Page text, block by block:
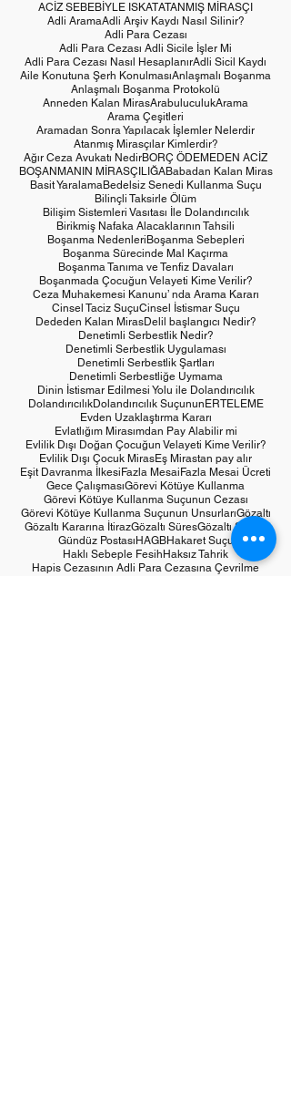
ACİZ SEBEBİYLE ISKATATANMIŞ MİRASÇI
Adli AramaAdli Arşiv Kaydı Nasıl Silinir?
Adli Para Cezası
Adli Para Cezası Adli Sicile İşler Mi
Adli Para Cezası Nasıl HesaplanırAdli Sicil Kaydı
Aile Konutuna Şerh KonulmasıAnlaşmalı Boşanma
Anlaşmalı Boşanma Protokolü
Anneden Kalan MirasArabuluculukArama
Arama Çeşitleri
Aramadan Sonra Yapılacak İşlemler Nelerdir
Atanmış Mirasçılar Kimlerdir?
Ağır Ceza Avukatı NedirBORÇ ÖDEMEDEN ACİZ
BOŞANMANIN MİRASÇILIĞABabadan Kalan Miras
Basit YaralamaBedelsiz Senedi Kullanma Suçu
Bilinçli Taksirle Ölüm
Bilişim Sistemleri Vasıtası İle Dolandırıcılık
Birikmiş Nafaka Alacaklarının Tahsili
Boşanma Nedenleri Boşanma Sebepleri
Boşanma Sürecinde Mal Kaçırma
Boşanma Tanıma ve Tenfiz Davaları
Boşanmada Çocuğun Velayeti Kime Verilir?
Ceza Muhakemesi Kanunu’ nda Arama Kararı
Cinsel Taciz SuçuCinsel İstismar Suçu
Dededen Kalan MirasDelil başlangıcı Nedir?
Denetimli Serbestlik Nedir?
Denetimli Serbestlik Uygulaması
Denetimli Serbestlik Şartları
Denetimli Serbestliğe Uymama
Dinin İstismar Edilmesi Yolu ile Dolandırıcılık
DolandırıcılıkDolandırıcılık Suçunun ERTELEME
Evden Uzaklaştırma Kararı
Evlatlığım Mirasımdan Pay Alabilir mi
Evlilik Dışı Doğan Çocuğun Velayeti Kime Verilir?
Evlilik Dışı Çocuk MirasEş Mirastan pay alır
Eşit Davranma İlkesi Fazla Mesai Fazla Mesai Ücreti
Gece ÇalışmasıGörevi Kötüye Kullanma
Görevi Kötüye Kullanma Suçunun Cezası
Görevi Kötüye Kullanma Suçunun UnsurlarıGözaltı
Gözaltı Kararına İtirazGözaltı SüresGözaltı Süresi
Gündüz Postası HAGBHakaret Suçu
Haklı Sebeple Fesih Haksız Tahrik
Hapis Cezasının Adli Para Cezasına Çevrilme